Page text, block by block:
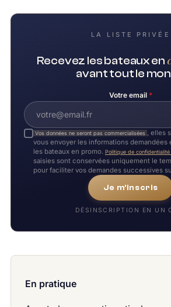
LA LISTE PRIVÉE
Recevez les bateaux en
avant tout le
Votre email *
Vos données ne seront pas commercialisées , elles
vous envoyer les informations demandées
les bateaux en promo. Politique de confidentialité
saisies sont conservées uniquement le
pour faciliter vos demandes successives
Je m'inscris
DÉSINSCRIPTION EN UN
En pratique